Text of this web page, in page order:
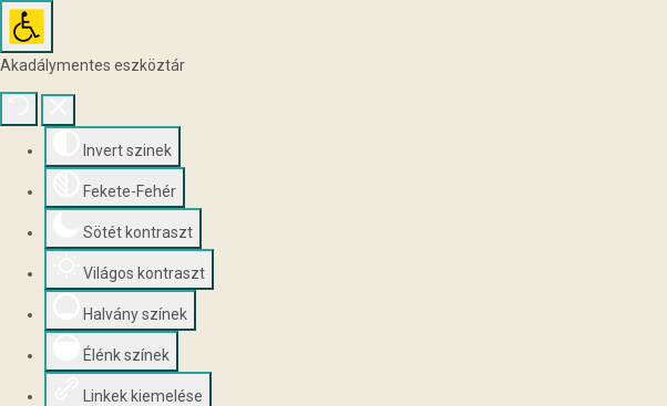
Akadálymentes eszköztár
Invert szinek
Fekete-Fehér
Sötét kontraszt
Világos kontraszt
Halvány színek
Élénk színek
Linkek kiemelése